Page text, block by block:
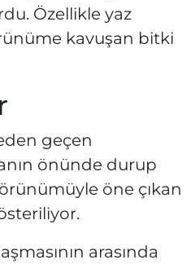
Özellikle yaz
kavuşan bitki
geçen
önünde durup
öne çıkan
arasında